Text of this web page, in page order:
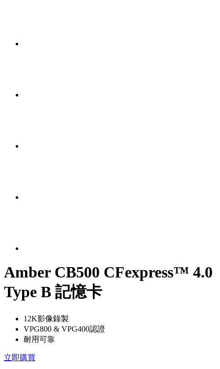
Amber CB500 CFexpress™ 4.0
Type B 記憶卡
12K影像錄製
VPG800 & VPG400認證
耐用可靠
立即購買